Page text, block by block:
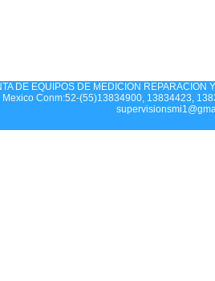
DE EQUIPOS DE MEDICION
Conm:52-(55)13834900, 13834423,